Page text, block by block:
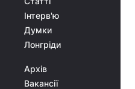
Інтерв'ю
Думки
Лонгріди
Архів
Вакансії